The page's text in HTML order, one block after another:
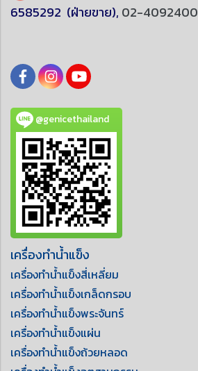
6585292 (ฝ่ายขาย), 02-4092400
@genicethailand
เครื่องทำน้ำแข็ง
เครื่องทำน้ำแข็งสี่เหลี่ยม
เครื่องทำน้ำแข็งเกล็ดกรอบ
เครื่องทำน้ำแข็งพระจันทร์
เครื่องทำน้ำแข็งแผ่น
เครื่องทำน้ำแข็งถ้วยหลอด